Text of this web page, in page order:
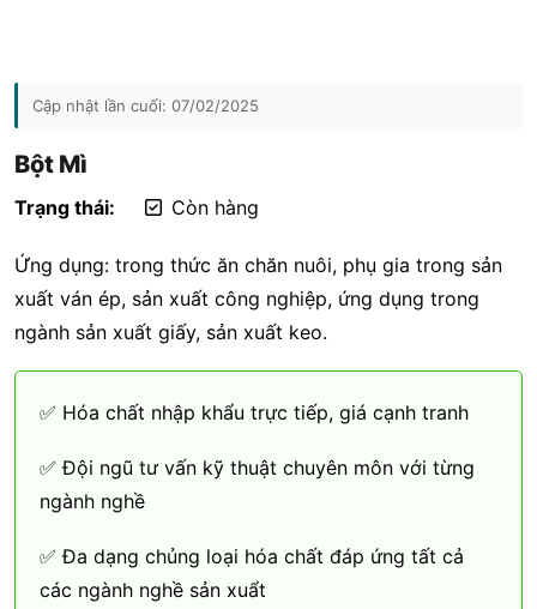
Cập nhật lần cuối: 07/02/2025
Bột Mì
Trạng thái: Còn hàng
Ứng dụng: trong thức ăn chăn nuôi, phụ gia trong sản
xuất ván ép, sản xuất công nghiệp, ứng dụng trong
ngành sản xuất giấy, sản xuất keo.
✅ Hóa chất nhập khẩu trực tiếp, giá cạnh tranh
✅ Đội ngũ tư vấn kỹ thuật chuyên môn với từng
ngành nghề
✅ Đa dạng chủng loại hóa chất đáp ứng tất cả
các ngành nghề sản xuẩt